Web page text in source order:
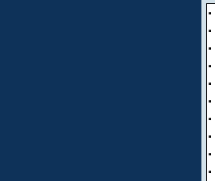
·
·
·
·
·
·
·
·
·
·